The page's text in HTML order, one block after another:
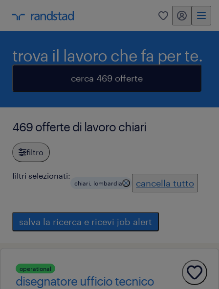
0 my randstad
trova il lavoro che fa per te.
cerca 469 offerte
469 offerte di lavoro chiari
filtro
filtri selezionati:
chiari, lombardia cancella tutto
salva la ricerca e ricevi job alert
operational
disegnatore ufficio tecnico